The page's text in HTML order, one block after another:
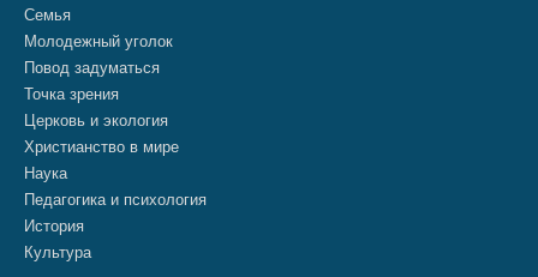
Семья
Молодежный уголок
Повод задуматься
Точка зрения
Церковь и экология
Христианство в мире
Наука
Педагогика и психология
История
Культура